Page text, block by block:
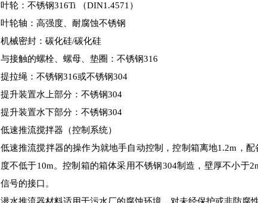
叶轮：不锈钢316Ti （DIN1.4571）
叶轮轴：高强度、耐腐蚀不锈钢
机械密封：碳化硅/碳化硅
与接触的螺栓、螺母、垫圈：不锈钢316
提拉绳：不锈钢316或不锈钢304
提升装置水上部分：不锈钢304
提升装置水下部分：不锈钢304
低速推流搅拌器（控制系统）
低速推流搅拌器的操作为就地手自动控制，控制箱离地1.2m，
度不低于10m。控制箱的箱体采用不锈钢304制造，壁厚不小
信号的接口。